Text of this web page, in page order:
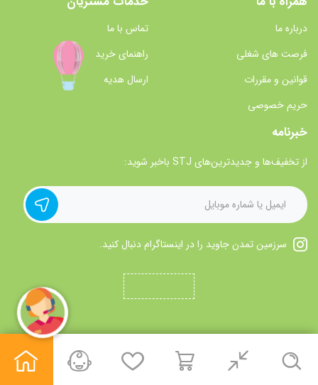
درباره ما
فرصت های شغلی
قوانین و مقررات
حریم خصوصی
تماس با ما
راهنمای خرید
ارسال هدیه
خبرنامه
از تخفیف‌ها و جدیدترین‌های STJ باخبر شوید:
سرزمین تمدن جاوید را در اینستاگرام دنبال کنید.